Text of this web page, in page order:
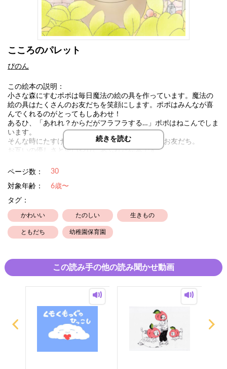
こころのパレット
ぴのん
この絵本の説明：
小さな森にすむポポは毎日魔法の絵の具を作っています。魔法の
絵の具はたくさんのお友だちを笑顔にします。ポポはみんなが喜
んでくれるのがとってもしあわせ！
あるひ、「あれれ？からだがフラフラする…」ポポはねこんでしま
います。
そんな時にたすけてくれたのは、森のたくさんのお友だち。
お互いの優しさと思いやりにあふれた絵本です。
続きを読む
ページ数： 30
対象年齢：
6歳〜
タグ：
かわいい たのしい 生きもの
ともだち 幼稚園保育園
この読み手の他の読み聞かせ動画